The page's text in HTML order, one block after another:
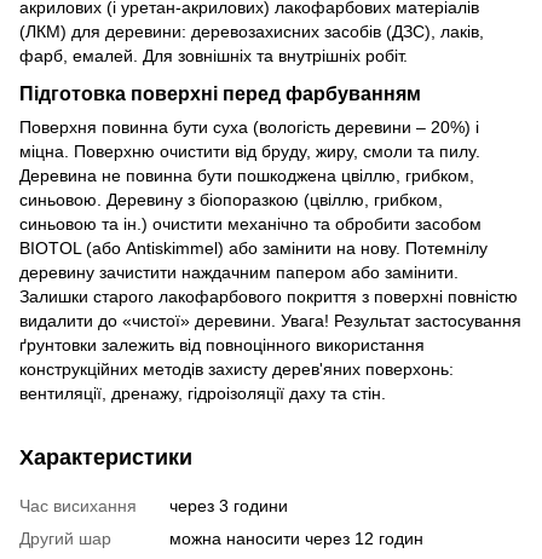
акрилових (і уретан-акрилових) лакофарбових матеріалів
(ЛКМ) для деревини: деревозахисних засобів (ДЗС), лаків,
фарб, емалей. Для зовнішніх та внутрішніх робіт.
Підготовка поверхні перед фарбуванням
Поверхня повинна бути суха (вологість деревини – 20%) і
міцна. Поверхню очистити від бруду, жиру, смоли та пилу.
Деревина не повинна бути пошкоджена цвіллю, грибком,
синьовою. Деревину з біопоразкою (цвіллю, грибком,
синьовою та ін.) очистити механічно та обробити засобом
BIOTOL (або Antiskimmel) або замінити на нову. Потемнілу
деревину зачистити наждачним папером або замінити.
Залишки старого лакофарбового покриття з поверхні повністю
видалити до «чистої» деревини. Увага! Результат застосування
ґрунтовки залежить від повноцінного використання
конструкційних методів захисту дерев'яних поверхонь:
вентиляції, дренажу, гідроізоляції даху та стін.
Характеристики
Час висихання
через 3 години
Другий шар
можна наносити через 12 годин